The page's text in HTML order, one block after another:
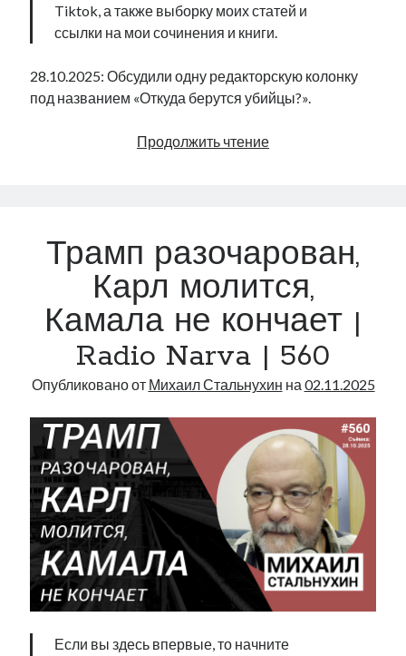
Tiktok, а также выборку моих статей и
ссылки на мои сочинения и книги.
28.10.2025: Обсудили одну редакторскую колонку
под названием «Откуда берутся убийцы?».
Продолжить чтениеОткуда
Narva
561
Трамп разочарован,
Карл молится,
Камала не кончает |
Radio Narva | 560
Опубликовано от Михаил Стальнухин на 02.11.2025
Если вы здесь впервые, то начните